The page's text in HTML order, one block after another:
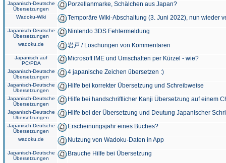
Japanisch-Deutsche
Übersetzungen
Porzellanmarke, Schälchen aus Japan?
Wadoku-Wiki Temporäre Wiki-Abschaltung (3. Juni 2022), nun wieder
Japanisch-Deutsche
Übersetzungen
Nintendo 3DS Fehlermeldung
wadoku.de 岩戸 / Löschungen von Kommentaren
Japanisch auf
PC/PDA
Microsoft IME und Umschalten per Kürzel - wie?
Japanisch-Deutsche
Übersetzungen
4 japanische Zeichen übersetzen :)
Japanisch-Deutsche
Übersetzungen
Hilfe bei korrekter Übersetzung und Schreibweise
Japanisch-Deutsche
Übersetzungen
Hilfe bei handschriftlicher Kanji Übersetzung auf einem
Japanisch-Deutsche
Übersetzungen
Hilfe bei der Übersetzung und Deutung Japanischer
Japanisch-Deutsche
Übersetzungen
Erscheinungsjahr eines Buches?
wadoku.de Nutzung von Wadoku-Daten in App
Japanisch-Deutsche
Übersetzungen
Brauche Hilfe bei Übersetzung